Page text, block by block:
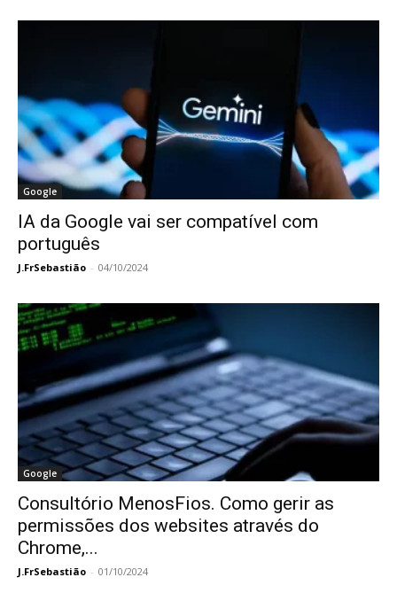
Google
IA da Google vai ser compatível com
português
J.FrSebastião - 04/10/2024
Google
Consultório MenosFios. Como gerir as
permissões dos websites através do
Chrome,...
J.FrSebastião - 01/10/2024